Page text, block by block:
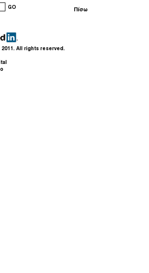
GO
Πίσω
2011. All rights reserved.